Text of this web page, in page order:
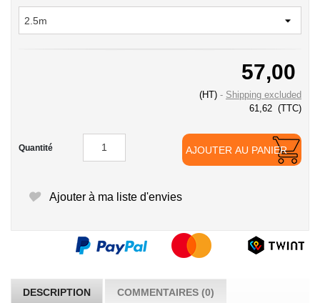
57,00
(HT)
Shipping excluded
61,62 (TTC)
Quantité AJOUTER AU PANIER
Ajouter à ma liste d'envies
DESCRIPTION COMMENTAIRES (0)